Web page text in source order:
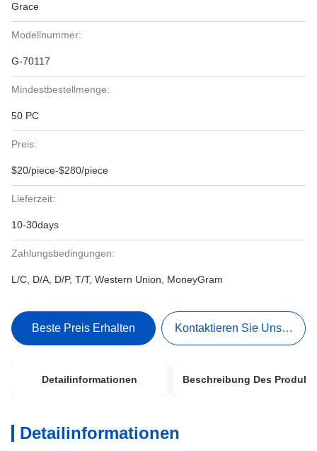
Grace
Modellnummer:
G-70117
Mindestbestellmenge:
50 PC
Preis:
$20/piece-$280/piece
Lieferzeit:
10-30days
Zahlungsbedingungen:
L/C, D/A, D/P, T/T, Western Union, MoneyGram
Beste Preis Erhalten Kontaktieren Sie Uns Jetzt
Detailinformationen Beschreibung Des
Detailinformationen